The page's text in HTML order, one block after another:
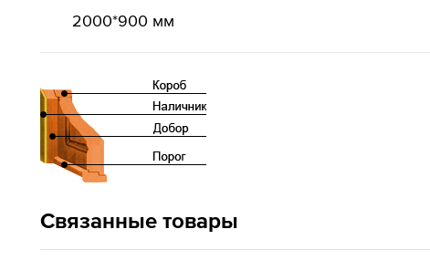
2000*900 мм
Связанные товары